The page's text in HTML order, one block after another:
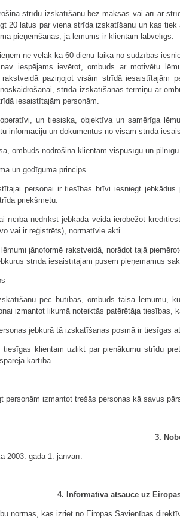
strīdu izskatīšanu bez maksas vai arī ar
20 latus par viena strīda izskatīšanu un kas
pieņemšanas, ja lēmums ir klientam labvēlīgs.
ne vēlāk kā 60 dienu laikā no sūdzības
iespējams ievērot, ombuds ar motivētu
paziņojot visām strīdā
strīda izskatīšanas termiņu ar
iesaistītajām personām.
un tiesiska, objektīva un samērīga
informāciju un dokumentus no visām strīdā
ombuds nodrošina klientam vispusīgu un
un godīguma princips
personai ir tiesības brīvi iesniegt
priekšmetu.
rīcība nedrīkst jebkādā veidā ierobežot
vai ir reģistrēts), normatīvie akti.
jānoformē rakstveidā, norādot tajā
strīdā iesaistītajām pusēm pieņemamus
pēc būtības, ombuds taisa lēmumu,
izmantot likumā noteiktās patērētāja tiesības,
jebkurā tā izskatīšanas posmā ir tiesīgas
tiesīgas klientam uzlikt par pienākumu strīdu
kārtībā.
personām izmantot trešās personas kā savus
3.
2003. gada 1. janvārī.
4. Informatīva atsauce uz
normas, kas izriet no Eiropas Savienības